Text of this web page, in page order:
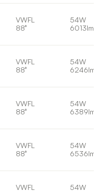
VWFL
88°
54W
6013lm
VWFL
88°
54W
6246lm
VWFL
88°
54W
6389lm
VWFL
88°
54W
6536lm
VWFL
54W